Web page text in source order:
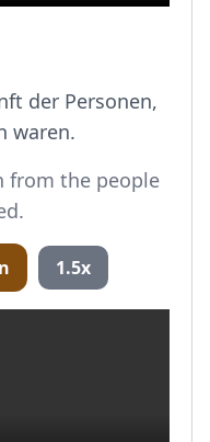
der Personen,
waren.
from the people
1.5x